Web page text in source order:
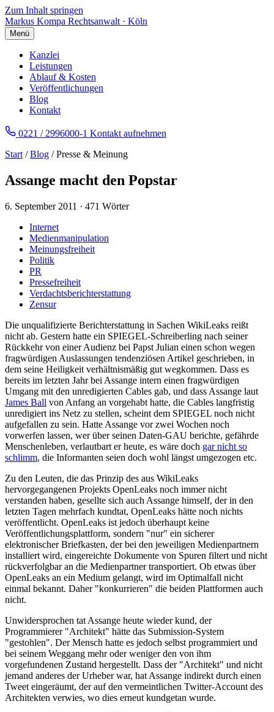
Zum Inhalt springen
Markus Kompa Rechtsanwalt · Köln
Menü
Kanzlei
Leistungen
Ablauf & Kosten
Veröffentlichungen
Blog
Kontakt
0221 / 2996000-1 Kontakt aufnehmen
Start /Blog / Presse & Meinung
Assange macht den Popstar
6. September 2011 · 471 Wörter
Internet
Medienmanipulation
Meinungsfreiheit
Politik
PR
Pressefreiheit
Verdachtsberichterstattung
Zensur
Die unqualifizierte Berichterstattung in Sachen WikiLeaks reißt
nicht ab. Gestern hatte ein SPIEGEL-Schreiberling nach seiner
Rückkehr von einer Audienz bei Papst Julian einen schon wegen
fragwürdigen Auslassungen tendenziösen Artikel geschrieben, in
dem seine Heiligkeit verhältnismäßig gut wegkommen. Dass es
bereits im letzten Jahr bei Assange intern einen fragwürdigen
Umgang mit den unredigierten Cables gab, und dass Assange laut
James Ball von Anfang an vorgehabt hatte, die Cables langfristig
unredigiert ins Netz zu stellen, scheint dem SPIEGEL noch nicht
aufgefallen zu sein. Hatte Assange vor zwei Wochen noch
vorwerfen lassen, wer über seinen Daten-GAU berichte, gefährde
Menschenleben, verlautbart er heute, es wäre doch gar nicht so
schlimm, die Informanten seien doch wohl längst umgezogen etc.
Zu den Leuten, die das Prinzip des aus WikiLeaks
hervorgegangenen Projekts OpenLeaks noch immer nicht
verstanden haben, gesellte sich auch Assange himself, der in den
letzten Tagen mehrfach kundtat, OpenLeaks hätte noch nichts
veröffentlicht. OpenLeaks ist jedoch überhaupt keine
Veröffentlichungsplattform, sondern "nur" ein sicherer
elektronischer Briefkasten, der bei den jeweiligen Medienpartnern
installiert wird, eingereichte Dokumente von Spuren filtert und nicht
rückverfolgbar an die Medienpartner transportiert. Ob etwas über
OpenLeaks an ein Medium gelangt, wird im Optimalfall nicht
einmal bekannt. Daher "konkurrieren" die beiden Plattformen auch
nicht.
Unwidersprochen tat Assange heute wieder kund, der
Programmierer "Architekt" hätte das Submission-System
"gestohlen". Der Mensch hatte es jedoch selbst programmiert und
bei seinem Weggang mehr oder weniger den von ihm
vorgefundenen Zustand hergestellt. Dass der "Architekt" und nicht
jemand anderes der Urheber war, hat Assange indirekt durch einen
Tweet eingeräumt, der auf den vermeintlichen Twitter-Account des
Architekten verwies, wo dies erneut kundgetan wurde.